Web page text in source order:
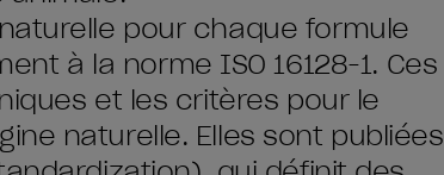
pour chaque formule
à la norme ISO 16128-1. Ces
et les critères pour le
naturelle. Elles sont publiées